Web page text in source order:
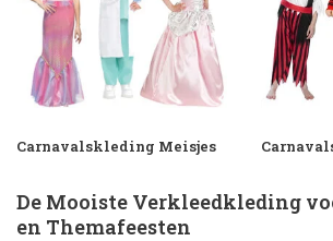
Carnavalskleding Meisjes
De Mooiste Verkleedkleding
en Themafeesten